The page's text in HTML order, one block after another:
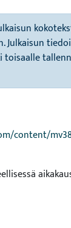
Julkaisun
toisaalle
content/